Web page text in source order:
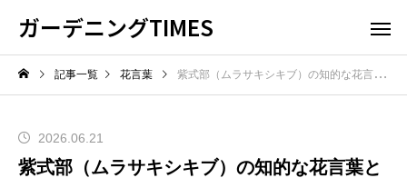
ガーデニングTIMES
記事一覧 花言葉 紫式部（ムラサキシキブ）の知的な花言葉とは？美しい紫色の実が持つ魅力！
2026.06.21
紫式部（ムラサキシキブ）の知的な花言葉と